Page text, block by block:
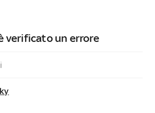
verificato un errore